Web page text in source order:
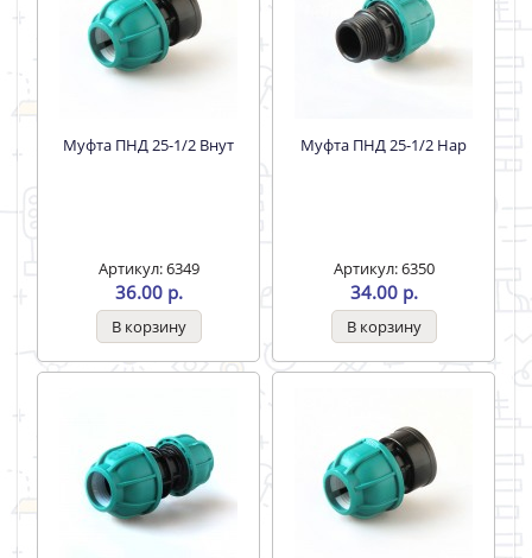
Муфта ПНД 25-1/2 Внут
Артикул: 6349
36.00 р.
Муфта ПНД 25-1/2 Нар
Артикул: 6350
34.00 р.